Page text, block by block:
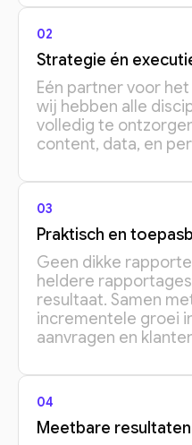
02
Strategie én
Eén partner voor
wij hebben alle
volledig te
content, data, en
03
Praktisch en
Geen dikke
heldere
resultaat. Samen
incrementele groei
aanvragen en
04
Meetbare resultaten